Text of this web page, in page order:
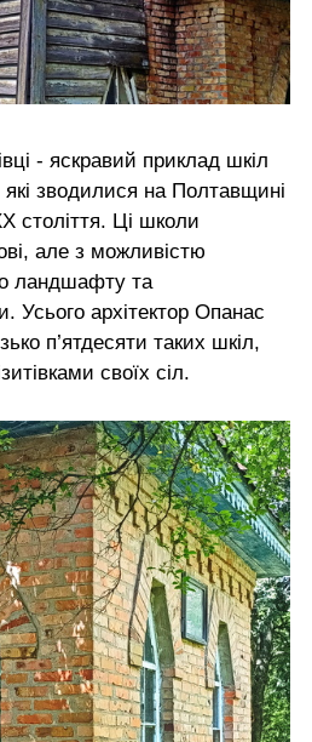
- яскравий приклад шкіл
зводилися на Полтавщині
століття. Ці школи
але з можливістю
ландшафту та
Усього архітектор Опанас
п’ятдесяти таких шкіл,
своїх сіл.